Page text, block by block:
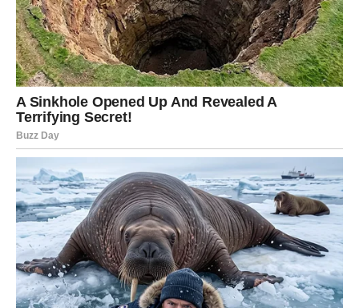
4. Pogrešan način odlaganja
Mnogi ljudi farmerke jednostavnopresaviju i slože u ormar.
Iako je to praktično, takav način čuvanja može stvoriti tačke